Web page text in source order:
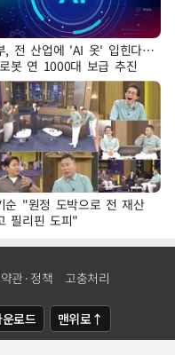
, 전 산업에 'AI 옷' 입힌다…
봇 연 1000대 보급 추진
순 "원정 도박으로 전 재산
필리핀 도피"
약관·정책 고충처리
로드 맨위로↑